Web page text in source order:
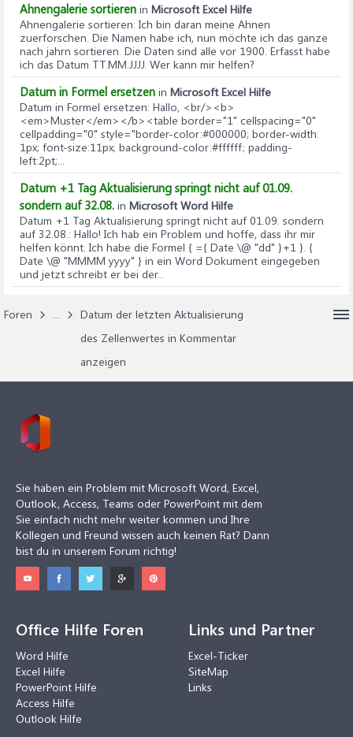
Ahnengalerie sortieren in Microsoft Excel Hilfe
Ahnengalerie sortieren: Ich bin daran meine Ahnen
zuerforschen. Die Namen habe ich, nun möchte ich das ganze
nach jahrn sortieren. Die Daten sind alle vor 1900. Erfasst habe
ich das Datum TT.MM.JJJJ. Wer kann mir helfen?
Datum in Formel ersetzen in Microsoft Excel Hilfe
Datum in Formel ersetzen: Hallo, <br/><b>
<em>Muster</em></b><table border="1" cellspacing="0"
cellpadding="0" style="border-color:#000000; border-width:
1px; font-size:11px; background-color:#ffffff; padding-
left:2pt;...
Datum +1 Tag Aktualisierung springt nicht auf 01.09.
sondern auf 32.08. in Microsoft Word Hilfe
Datum +1 Tag Aktualisierung springt nicht auf 01.09. sondern
auf 32.08.: Hallo! Ich hab ein Problem und hoffe, dass ihr mir
helfen könnt. Ich habe die Formel { ={ Date \@ "dd" }+1 }. {
Date \@ "MMMM yyyy" } in ein Word Dokument eingegeben
und jetzt schreibt er bei der...
Foren ...
Datum der letzten Aktualisierung
des Zellenwertes in Kommentar
anzeigen
Sie haben ein Problem mit Microsoft Word, Excel,
Outlook, Access, Teams oder PowerPoint mit dem
Sie einfach nicht mehr weiter kommen und Ihre
Kollegen und Freund wissen auch keinen Rat? Dann
bist du in unserem Forum richtig!
Office Hilfe Foren
Word Hilfe
Excel Hilfe
PowerPoint Hilfe
Access Hilfe
Outlook Hilfe
Links und Partner
Excel-Ticker
SiteMap
Links